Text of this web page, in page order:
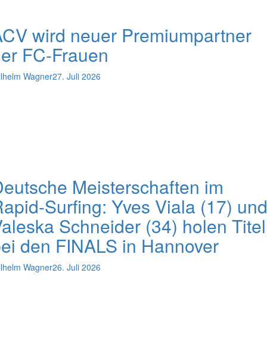
wird neuer Premiumpartner
FC-Frauen
Wagner27. Juli 2026
Meisterschaften im
Surfing: Yves Viala (17) und
Schneider (34) holen Titel
den FINALS in Hannover
Wagner26. Juli 2026